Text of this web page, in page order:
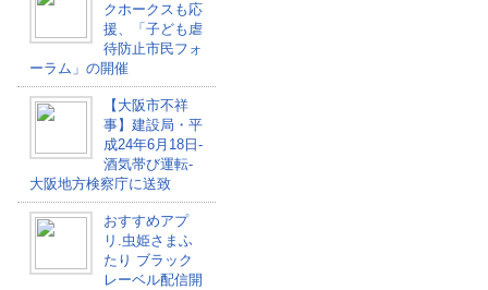
クホークスも応
援、「子ども虐
待防止市民フォ
ーラム」の開催
【大阪市不祥
事】建設局・平
成24年6月18日-
酒気帯び運転-
大阪地方検察庁に送致
おすすめアプ
リ.虫姫さまふ
たり ブラック
レーベル配信開